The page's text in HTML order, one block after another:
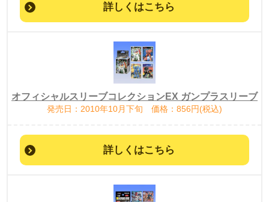
詳しくはこちら
オフィシャルスリーブコレクションEX ガンプラスリーブ
発売日：2010年10月下旬 価格：856円(税込)
詳しくはこちら